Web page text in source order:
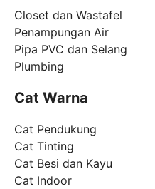
Closet dan Wastafel
Penampungan Air
Pipa PVC dan Selang
Plumbing
Cat Warna
Cat Pendukung
Cat Tinting
Cat Besi dan Kayu
Cat Indoor